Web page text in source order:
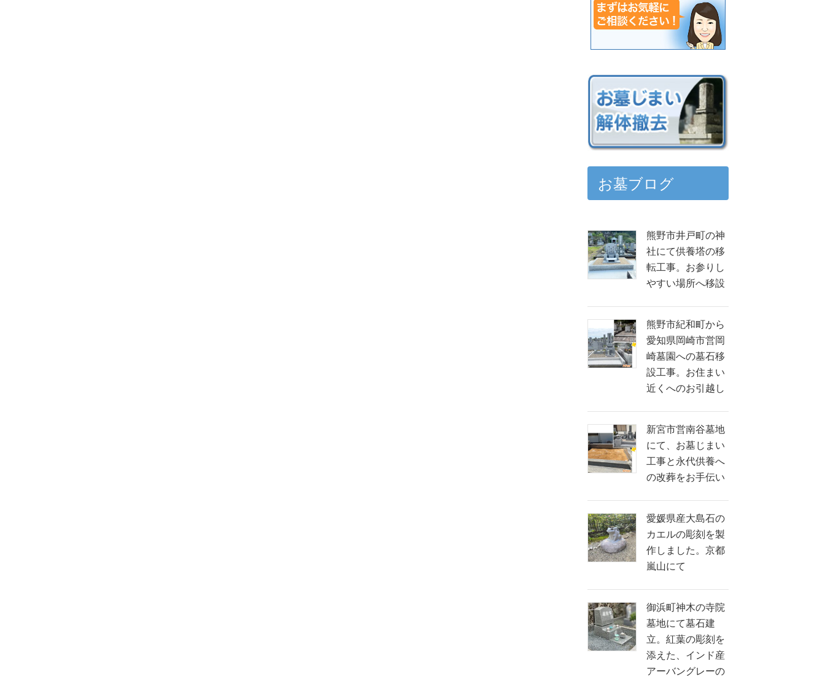
お墓ブログ
熊野市井戸町の神
社にて供養塔の移
転工事。お参りし
やすい場所へ移設
熊野市紀和町から
愛知県岡崎市営岡
崎墓園への墓石移
設工事。お住まい
近くへのお引越し
新宮市営南谷墓地
にて、お墓じまい
工事と永代供養へ
の改葬をお手伝い
愛媛県産大島石の
カエルの彫刻を製
作しました。京都
嵐山にて
御浜町神木の寺院
墓地にて墓石建
立。紅葉の彫刻を
添えた、インド産
アーバングレーの